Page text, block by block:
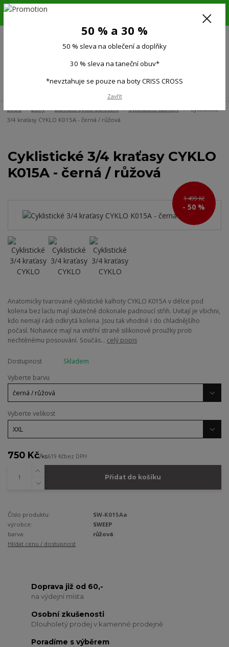
6.-16.8.26. DOVOLENÁ !!! 50 % SLEVA na všechno oblečení a doplňky !!!
(Po-Pá 9:00-15.00)
Úvod Ženy Dámské cyklo oblečení Cyklistické kalhoty
Cyklistické
3/4 kraťasy CYKLO K015A - černá / růžová
Cyklistické 3/4 kraťasy CYKLO
K015A - černá / růžová
1 499 Kč
- 50 %
Anatomicky tvarované cyklistické kalhoty CYKLO K015A v délce pod
kolena bez laclu mají skutečně dokonale padnoucí střih. Uvitají je všichni,
kdo nemají rádi odkrytá kolena. Jsou tak vhodné i do chladnějšího
počasí. Nohavice mají na vnitřní straně silikonové proužky proti
nechtěnému posouvání. Součás... celý popis
Dostupnost
Skladem
Vyberte barvu
Vyberte velikost
750 Kč/ks619 Kčbez DPH
Přidat do košíku
Číslo produktu:
SW-K015Aa
výrobce:
SWEEP
barva:
růžová
Hlídat cenu / dostupnost
Doprava již od 60,-
na výdejní místa
Osobní zkušenosti
Dlouholetý prodej v kamenné prodejně
Poradíme s výběrem
50 % a 30 %
50 % sleva na oblečení a doplňky
30 % sleva na taneční obuv*
*nevztahuje se pouze na boty CRISS CROSS
Zavřít